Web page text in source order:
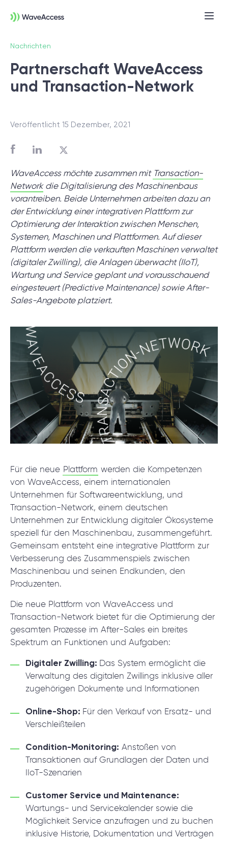
Nachrichten
Partnerschaft WaveAccess
und Transaction-Network
Veröffentlicht 15 Dezember, 2021
WaveAccess möchte zusammen mit Transaction-
Networkdie Digitalisierung des Maschinenbaus
vorantreiben. Beide Unternehmen arbeiten dazu an
der Entwicklung einer integrativen Plattform zur
Optimierung der Interaktion zwischen Menschen,
Systemen, Maschinen und Plattformen. Auf dieser
Plattform werden die verkauften Maschinen verwaltet
(digitaler Zwilling), die Anlagen überwacht (IIoT),
Wartung und Service geplant und vorausschauend
eingesteuert (Predictive Maintenance) sowie After-
Sales-Angebote platziert.
Für die neue Plattform werden die Kompetenzen
von WaveAccess, einem internationalen
Unternehmen für Softwareentwicklung, und
Transaction-Network, einem deutschen
Unternehmen zur Entwicklung digitaler Ökosysteme
speziell für den Maschinenbau, zusammengeführt.
Gemeinsam entsteht eine integrative Plattform zur
Verbesserung des Zusammenspiels zwischen
Maschinenbau und seinen Endkunden, den
Produzenten.
Die neue Plattform von WaveAccess und
Transaction-Network bietet für die Optimierung der
gesamten Prozesse im After-Sales ein breites
Spektrum an Funktionen und Aufgaben:
Digitaler Zwilling: Das System ermöglicht die
Verwaltung des digitalen Zwillings inklusive aller
zugehörigen Dokumente und Informationen
Online-Shop: Für den Verkauf von Ersatz- und
Verschleißteilen
Condition-Monitoring: Anstoßen von
Transaktionen auf Grundlagen der Daten und
IIoT-Szenarien
Customer Service und Maintenance:
Wartungs- und Servicekalender sowie die
Möglichkeit Service anzufragen und zu buchen
inklusive Historie, Dokumentation und Verträgen
Noch nicht sicher, was Sie
In einer Discovery-Session klären wir Ihre
Anforderungen, definieren Ziele und legen
das Fundament für ein erfolgreiches
Projektsetup.
DISCOVERY-SESSION STARTEN
/ Blog Nachrichten
+49 721 957 3177
հայերեն
English (UK)
Deutsch
Dansk
English
© 2000 – 2026 WaveAccess, All Rights Reserved.
Datenschutzrichtlinie
Cookie-Erklärung